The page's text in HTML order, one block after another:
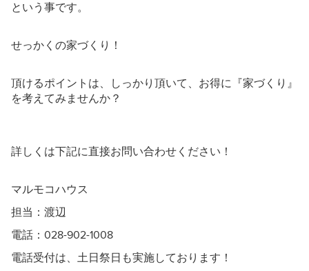
という事です。
せっかくの家づくり！
頂けるポイントは、しっかり頂いて、お得に『家づくり』
を考えてみませんか？
詳しくは下記に直接お問い合わせください！
マルモコハウス
担当：渡辺
電話：028-902-1008
電話受付は、土日祭日も実施しております！